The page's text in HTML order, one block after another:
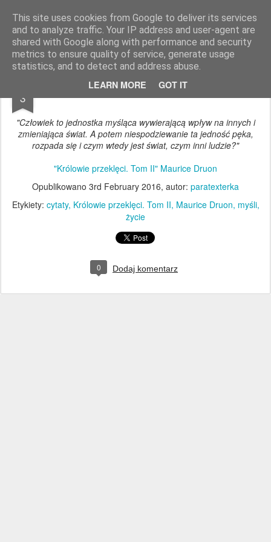
This site uses cookies from Google to deliver its services
and to analyze traffic. Your IP address and user-agent are
shared with Google along with performance and security
metrics to ensure quality of service, generate usage
statistics, and to detect and address abuse.
LEARN MORE GOT IT
paratexterka o książkach i (mo)ich historiach
Pages
3
"Człowiek to jednostka myśląca wywierającą wpływ na innych i
zmieniająca świat. A potem niespodziewanie ta jedność pęka,
rozpada się i czym wtedy jest świat, czym inni ludzie?"
"Królowie przeklęci. Tom II" Maurice Druon
Opublikowano 3rd February 2016, autor: paratexterka
Etykiety: cytaty Królowie przeklęci. Tom II Maurice Druon myśli
życie
0 Dodaj komentarz